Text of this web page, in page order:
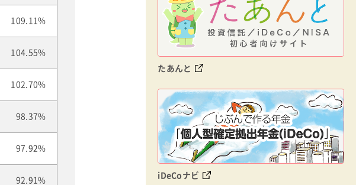
109.11%
104.55%
102.70%
98.37%
97.92%
92.91%
たあんと
iDeCoナビ